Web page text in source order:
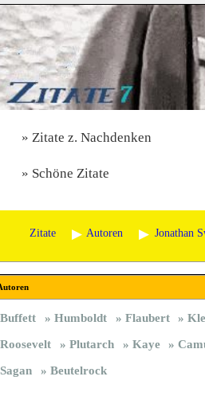
Zitate z. Nachdenken
Schöne Zitate
Zitate Autoren Jonathan
Buffett Humboldt Flaubert
Roosevelt
Plutarch Kaye
Sagan
Beutelrock